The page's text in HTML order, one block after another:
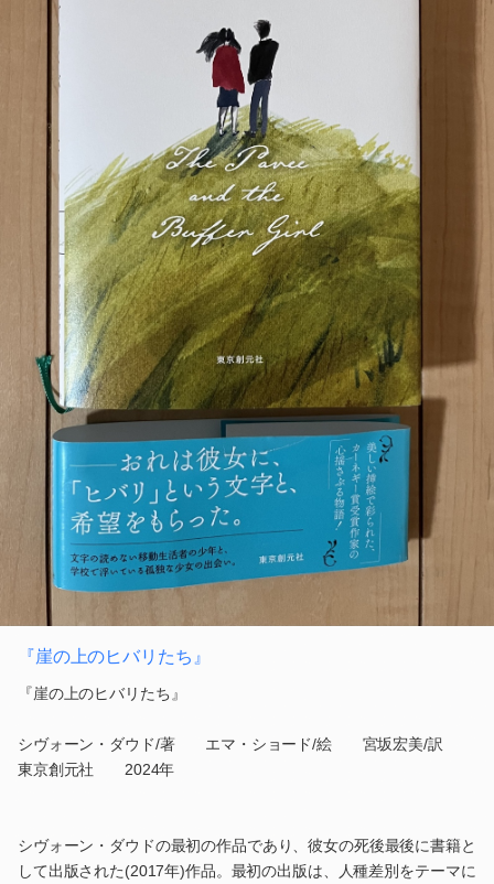
『崖の上のヒバリたち』
『崖の上のヒバリたち』
シヴォーン・ダウド/著 エマ・ショード/絵 宮坂宏美/訳
東京創元社 2024年
シヴォーン・ダウドの最初の作品であり、彼女の死後最後に書籍と
して出版された(2017年)作品。最初の出版は、人種差別をテーマに